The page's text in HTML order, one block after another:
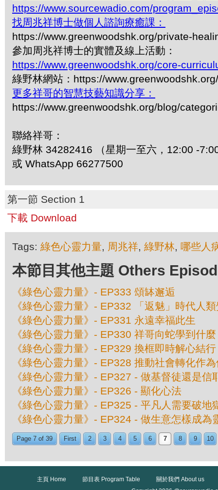
https://www.sourcewadio.com/
找周兆祥博士做個人諮詢療癒課：
https://www.greenwoodshk.org/private-
參加周兆祥博士的實體及線上活動：
https://www.greenwoodshk.org/core-
綠野林網站：https://www.greenwoodshk.org/
更多祥哥的智慧技藝知識分享：
https://www.greenwoodshk.org/blog/
聯絡祥哥：
綠野林 34282416 （星期一至六，12:00 -
或 WhatsApp 66277500
第一節 Section 1
下載 Download
Tags: 綠色心靈力量, 周兆祥, 綠野林, 哪些人
本節目其他主題 Others
《綠色心靈力量》- EP333 頌缽邂逅
《綠色心靈力量》- EP332 「返魅」時代人
《綠色心靈力量》- EP331 永遠幸福此生
《綠色心靈力量》- EP330 祥哥向蛇學到什麼
《綠色心靈力量》- EP329 換框即時解心結行
《綠色心靈力量》- EP328 推動社會轉化作
《綠色心靈力量》- EP327 - 做基督徒還是
《綠色心靈力量》- EP326 - 顯化心法
《綠色心靈力量》- EP325 - 平凡人需要破地
《綠色心靈力量》- EP324 - 做生意怎樣成為
Page 7 of 39 First 2 3 4 5 6 7 8 9 10
主頁 Home 節目表 Program Table
關於我們 About us